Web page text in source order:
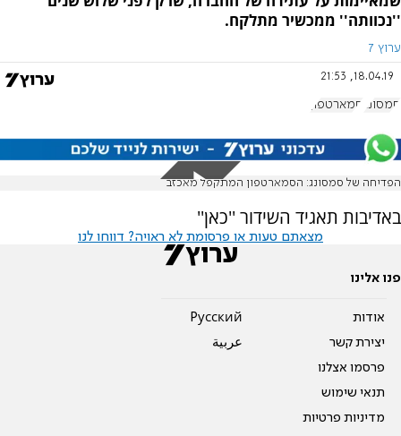
''נכוותה'' ממכשיר מתלקח.
ערוץ 7
18.04.19, 21:53
סמסונג סמארטפון
הפדיחה של סמסונג: הסמארטפון המתקפל מאכזב
באדיבות תאגיד השידור ''כאן''
מצאתם טעות או פרסומת לא ראויה? דווחו לנו
פנו אלינו
אודות
יצירת קשר
פרסמו אצלנו
תנאי שימוש
מדיניות פרטיות
Pусский
عربية